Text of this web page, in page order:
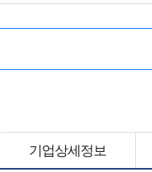
기업상세정보